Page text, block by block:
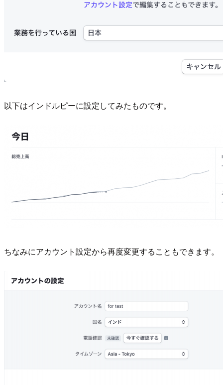
以下はインドルピーに設定してみたものです。
ちなみにアカウント設定から再度変更することもできます。